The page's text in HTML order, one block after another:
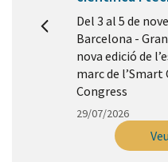
Del 3 al 5 de
Barcelona -
nova edició de
marc de l’Smart
Congress
29/07/2026